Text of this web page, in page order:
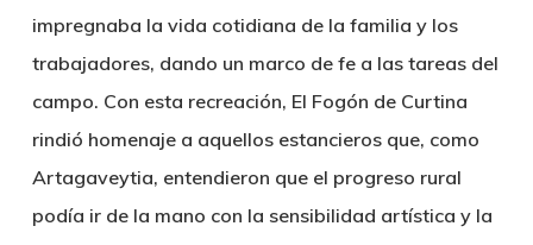
impregnaba la vida cotidiana de la familia y los
trabajadores, dando un marco de fe a las tareas del
campo. Con esta recreación, El Fogón de Curtina
rindió homenaje a aquellos estancieros que, como
Artagaveytia, entendieron que el progreso rural
podía ir de la mano con la sensibilidad artística y la